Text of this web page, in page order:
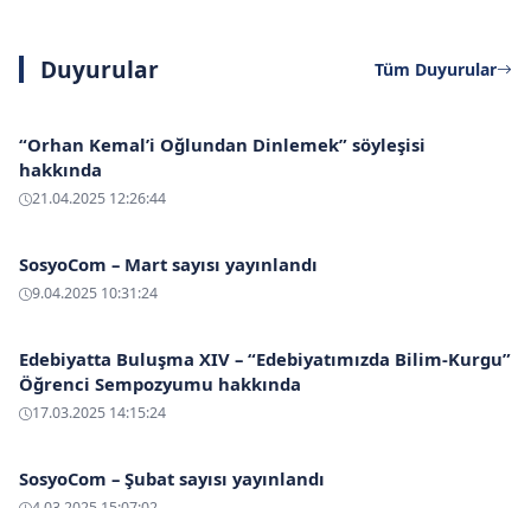
Duyurular Tüm Duyurular
“Orhan Kemal’i Oğlundan Dinlemek” söyleşisi
hakkında
21.04.2025 12:26:44
SosyoCom – Mart sayısı yayınlandı
9.04.2025 10:31:24
Edebiyatta Buluşma XIV – “Edebiyatımızda Bilim-Kurgu”
Öğrenci Sempozyumu hakkında
17.03.2025 14:15:24
SosyoCom – Şubat sayısı yayınlandı